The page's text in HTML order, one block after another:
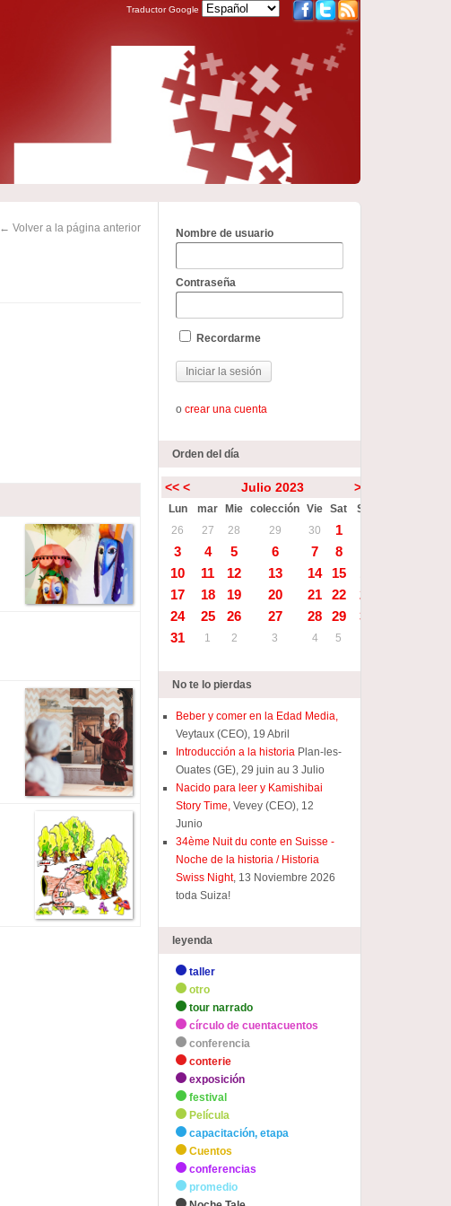
Traductor Google
← Volver a la página anterior Nombre de usuario
Contraseña
Recordarme
ocrear una cuenta
Orden del día
<< < Julio 2023 >
Lun mar Mie colección Vie Sat
Sun
26
27 28 29 30 1
3
4 5 6 7 8
10
11 12 13 14 15
17
18 19 20 21 22
23
24
25 26 27 28 29
30
31
1 2 3 4 5
No te lo pierdas
Beber y comer en la Edad Media,
Veytaux (CEO), 19 Abril
Introducción a la historia Plan-les-
Ouates (GE), 29 juin au 3 Julio
Nacido para leer y Kamishibai
Story Time, Vevey (CEO), 12
Junio
34ème Nuit du conte en Suisse -
Noche de la historia / Historia
Swiss Night, 13 Noviembre 2026
toda Suiza!
leyenda
taller
otro
tour narrado
círculo de cuentacuentos
conferencia
conterie
exposición
festival
Película
capacitación, etapa
Cuentos
conferencias
promedio